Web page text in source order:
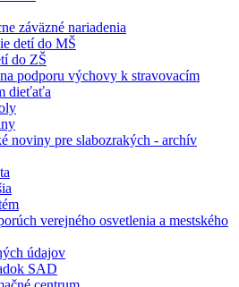
záväzné nariadenia
detí do MŠ
do ZŠ
podporu výchovy k stravovacím
dieťaťa
noviny pre slabozrakých - archív
verejného osvetlenia a mestského
údajov
SAD